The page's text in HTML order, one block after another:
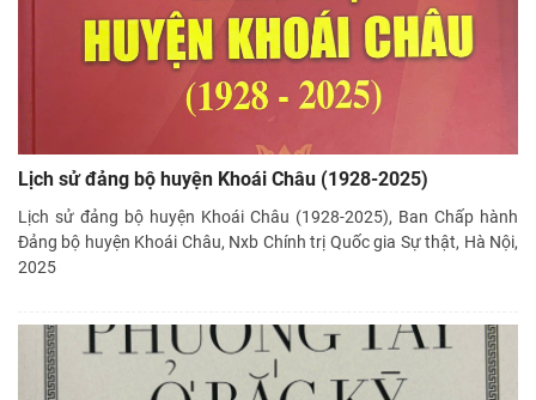
Lịch sử đảng bộ huyện Khoái Châu (1928-2025)
Lịch sử đảng bộ huyện Khoái Châu (1928-2025), Ban Chấp hành
Đảng bộ huyện Khoái Châu, Nxb Chính trị Quốc gia Sự thật, Hà Nội,
2025